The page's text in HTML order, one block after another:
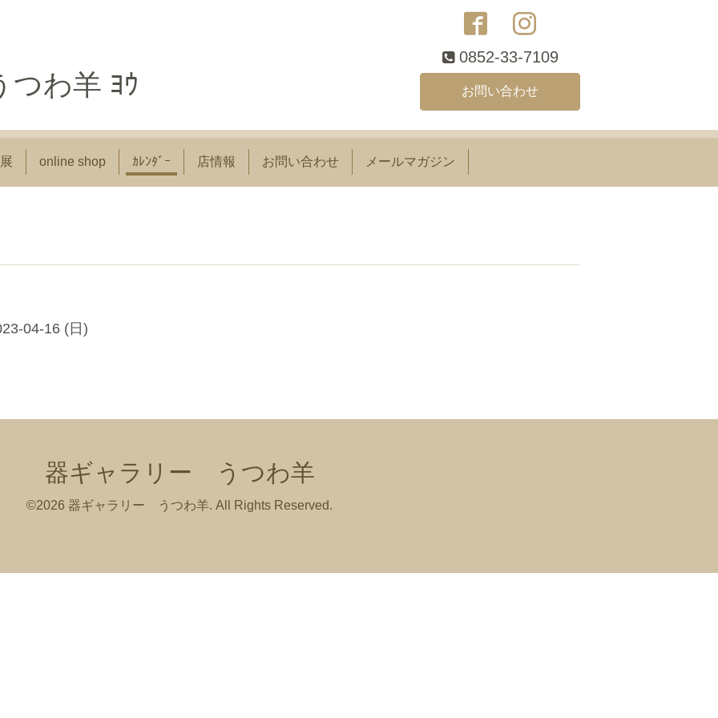
わ羊 ﾖｳ
0852-33-7109
お問い合わせ
展 online shop ｶﾚﾝﾀﾞｰ 店情報 お問い合わせ メールマガジン
04-16 (日)
器ギャラリー うつわ羊
©2026 器ギャラリー うつわ羊. All Rights Reserved.